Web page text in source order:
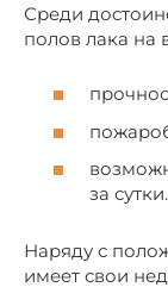
Среди
полов лака на
за сутки.
Наряду с
имеет свои